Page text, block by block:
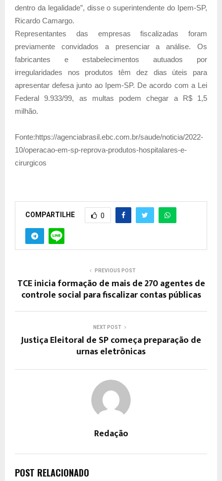
dentro da legalidade”, disse o superintendente do Ipem-SP,
Ricardo Camargo.
Representantes das empresas fiscalizadas foram
previamente convidados a presenciar a análise. Os
fabricantes e estabelecimentos autuados por
irregularidades nos produtos têm dez dias úteis para
apresentar defesa junto ao Ipem-SP. De acordo com a Lei
Federal 9.933/99, as multas podem chegar a R$ 1,5
milhão.
Fonte:https://agenciabrasil.ebc.com.br/saude/noticia/2022-
10/operacao-em-sp-reprova-produtos-hospitalares-e-
cirurgicos
COMPARTILHE 0
PREVIOUS POST
​TCE inicia formação de mais de 270 agentes de
controle social para fiscalizar contas públicas
NEXT POST
Justiça Eleitoral de SP começa preparação de
urnas eletrônicas
Redação
POST RELACIONADO